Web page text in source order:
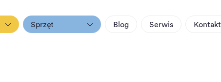
Sprzęt Blog Serwis Kontakt